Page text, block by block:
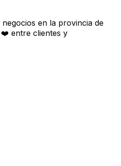
en la provincia de
❤️ entre clientes y